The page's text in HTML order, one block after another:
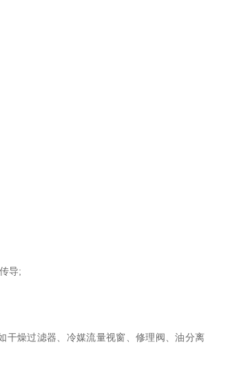
导;
干燥过滤器、冷媒流量视窗、修理阀、油分离